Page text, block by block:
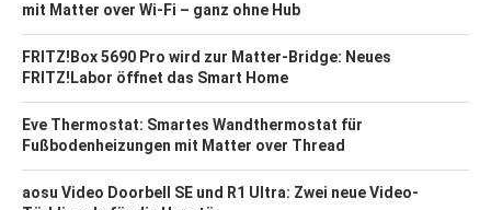
mit Matter over Wi-Fi – ganz ohne Hub
FRITZ!Box 5690 Pro wird zur Matter-Bridge: Neues
FRITZ!Labor öffnet das Smart Home
Eve Thermostat: Smartes Wandthermostat für
Fußbodenheizungen mit Matter over Thread
aosu Video Doorbell SE und R1 Ultra: Zwei neue Video-